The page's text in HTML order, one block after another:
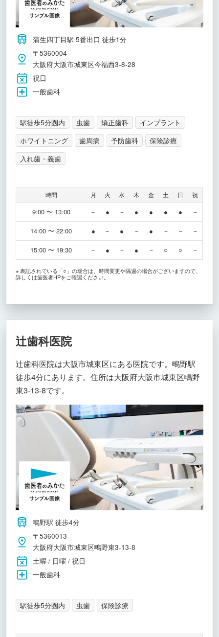
蒲生四丁目駅 5番出口 徒歩1分
〒5360004
大阪府大阪市城東区今福西3-8-28
祝日
一般歯科
駅徒歩5分圏内 虫歯 矯正歯科
インプラント
ホワイトニング
歯周病 予防歯科
保険診療
入れ歯・義歯
時間 月 火 水 木 金 土 日 祝
9:00 〜 13:00 － ● － ● ● ● ● －
14:00 〜 22:00 ● － ● － ● － － －
15:00 〜 19:30 － ● － ● － ○ ○ －
※ 表記されている「○」の場合は、時間変更や隔週の場合がございますので、
詳しくは歯医者HPをご確認ください。
辻歯科医院
辻歯科医院は大阪市城東区にある医院です。鴫野駅
徒歩4分にあります。住所は大阪府大阪市城東区鴫野
東3-13-8です。
鴫野駅 徒歩4分
〒5360013
大阪府大阪市城東区鴫野東3-13-8
土曜 / 日曜 / 祝日
一般歯科
駅徒歩5分圏内 虫歯 保険診療